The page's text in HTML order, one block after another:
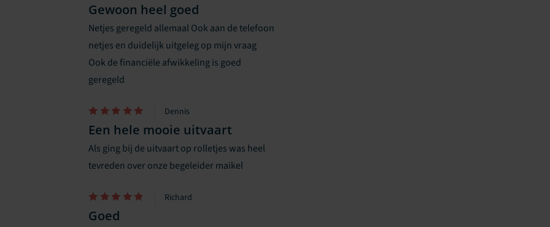
Gewoon heel goed
Netjes geregeld allemaal Ook aan de telefoon
netjes en duidelijk uitgeleg op mijn vraag
Ook de financiële afwikkeling is goed
geregeld
Dennis
Een hele mooie uitvaart
Als ging bij de uitvaart op rolletjes was heel
tevreden over onze begeleider maikel
Richard
Goed